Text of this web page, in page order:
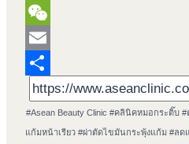
Post
Tags:
#Asean Beauty Clinic #คลินิคหมอกระติ๊บ #
แก้มหน้าเรียว #ผ่าตัดไขมันกระพุ้งแก้ม #ลด